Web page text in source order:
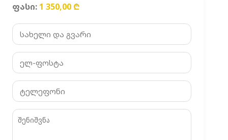
ფასი: 1 350,00 ₾